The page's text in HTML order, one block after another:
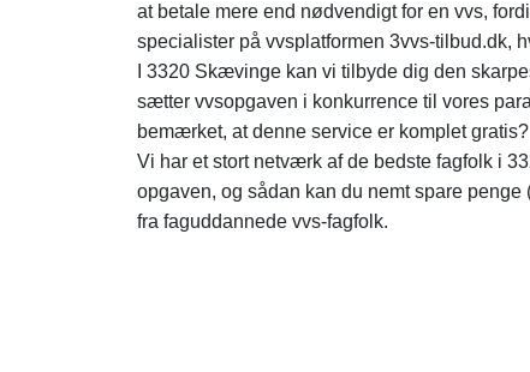
at betale mere end nødvendigt for en vvs,
specialister på vvsplatformen 3vvs-tilbud.dk,
I 3320 Skævinge kan vi tilbyde dig den
sætter vvsopgaven i konkurrence til vores
bemærket, at denne service er komplet gratis?
Vi har et stort netværk af de bedste fagfolk i
opgaven, og sådan kan du nemt spare
fra faguddannede vvs-fagfolk.